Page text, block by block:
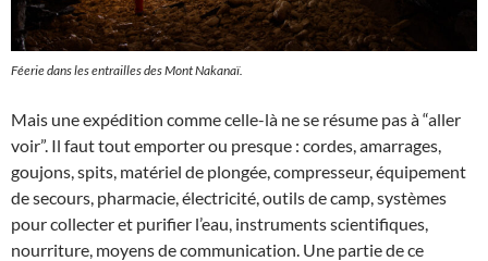
Féerie dans les entrailles des Mont Nakanaï.
Mais une expédition comme celle-là ne se résume pas à “aller
voir”. Il faut tout emporter ou presque : cordes, amarrages,
goujons, spits, matériel de plongée, compresseur, équipement
de secours, pharmacie, électricité, outils de camp, systèmes
pour collecter et purifier l’eau, instruments scientifiques,
nourriture, moyens de communication. Une partie de ce